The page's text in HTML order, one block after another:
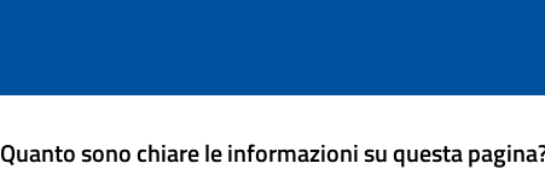
Quanto sono chiare le informazioni su questa